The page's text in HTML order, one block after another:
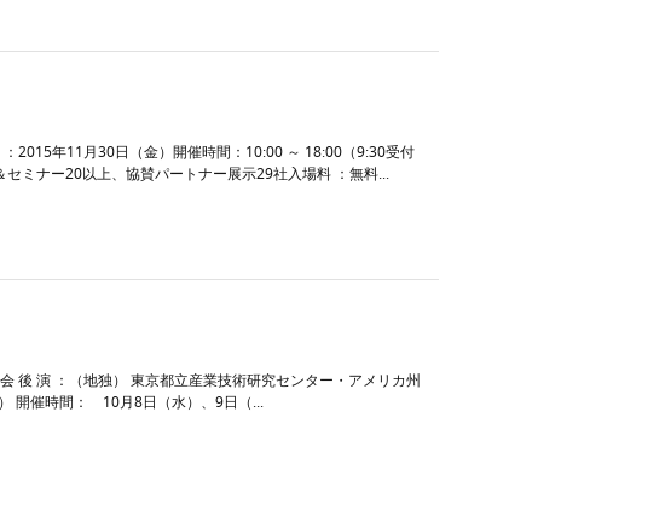
2015年11月30日（金）開催時間：10:00 ～ 18:00（9:30受付
ミナー20以上、協賛パートナー展示29社入場料 ：無料...
後 演 ：（地独） 東京都立産業技術研究センター・アメリカ州
開催時間： 10月8日（水）、9日（...